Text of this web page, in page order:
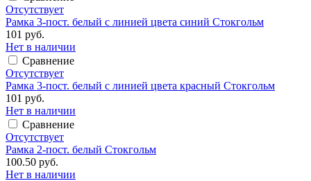
Отсутствует
Рамка 3-пост. белый с линией цвета синий Стокгольм
101 руб.
Нет в наличии
Сравнение
Отсутствует
Рамка 3-пост. белый с линией цвета красный Стокгольм
101 руб.
Нет в наличии
Сравнение
Отсутствует
Рамка 2-пост. белый Стокгольм
100.50 руб.
Нет в наличии